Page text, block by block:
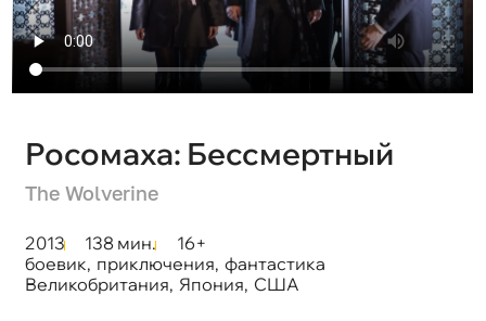
Росомаха: Бессмертный
The Wolverine
2013 138 мин.
16+
боевик, приключения, фантастика
Великобритания, Япония, США